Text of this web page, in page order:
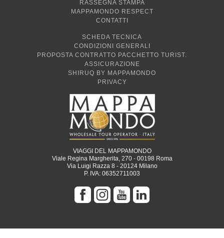
MAPPAMONDO RESPECT
CONTATTI
CONDIZIONI GENERALI
PROPOSTA CONTRATTO PACCHETTO TURIST.
ASSICURAZIONE
SHIRUQ BY MAPPAMONDO
PRIVACY
Viale Regina Margherita, 270 - 00198 Roma
Via Luigi Razza 8 - 20124 Milano
P. IVA: 06352711003